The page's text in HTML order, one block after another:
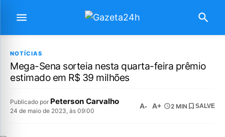
NOTÍCIAS
Mega-Sena sorteia nesta quarta-feira prêmio
estimado em R$ 39 milhões
Publicado por Peterson Carvalho
24 de maio de 2023, às 09:00
A- A+ 2 MIN SALVE